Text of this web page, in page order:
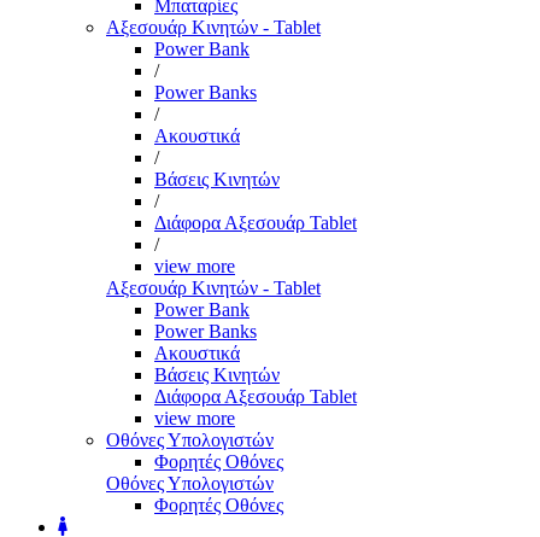
Μπαταρίες
Αξεσουάρ Κινητών - Tablet
Power Bank
/
Power Banks
/
Ακουστικά
/
Βάσεις Κινητών
/
Διάφορα Αξεσουάρ Tablet
/
view more
Αξεσουάρ Κινητών - Tablet
Power Bank
Power Banks
Ακουστικά
Βάσεις Κινητών
Διάφορα Αξεσουάρ Tablet
view more
Οθόνες Υπολογιστών
Φορητές Οθόνες
Οθόνες Υπολογιστών
Φορητές Οθόνες